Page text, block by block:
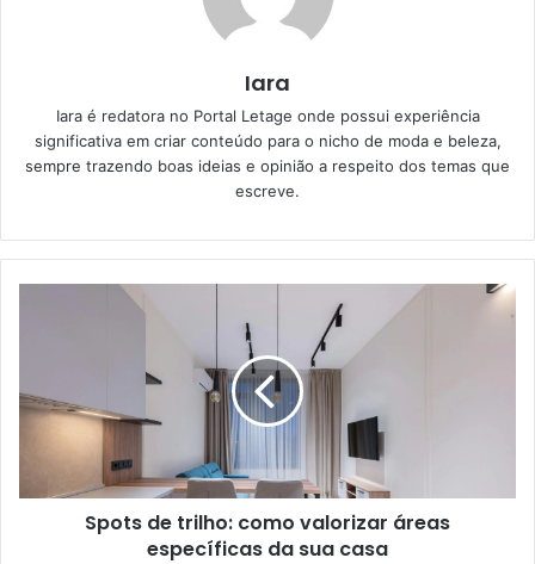
Iara
Iara é redatora no Portal Letage onde possui experiência
significativa em criar conteúdo para o nicho de moda e beleza,
sempre trazendo boas ideias e opinião a respeito dos temas que
escreve.
Spots de trilho: como valorizar áreas
específicas da sua casa